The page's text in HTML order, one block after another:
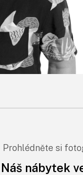
Prohlédněte si
Náš nábytek